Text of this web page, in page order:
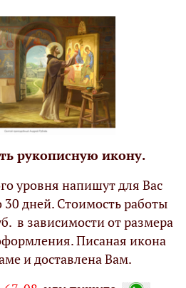
рукописную икону.
уровня напишут для Вас
30 дней. Стоимость работы
в зависимости от размера
Писаная икона
и доставлена Вам.